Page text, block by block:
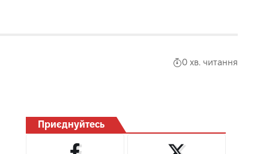
0 хв. читання
Приєднуйтесь